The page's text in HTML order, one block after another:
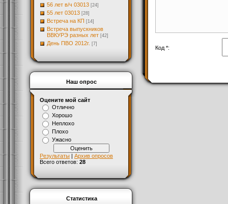
56 лет в/ч 03013 [24]
55 лет 03013 [28]
Встреча на КП [14]
Встреча выпускников
ВВКУРЭ разных лет [42]
День ПВО 2012г. [7]
Наш опрос
Оцените мой сайт
Отлично
Хорошо
Неплохо
Плохо
Ужасно
Результаты | Архив опросов
Всего ответов: 28
Статистика
Код *: